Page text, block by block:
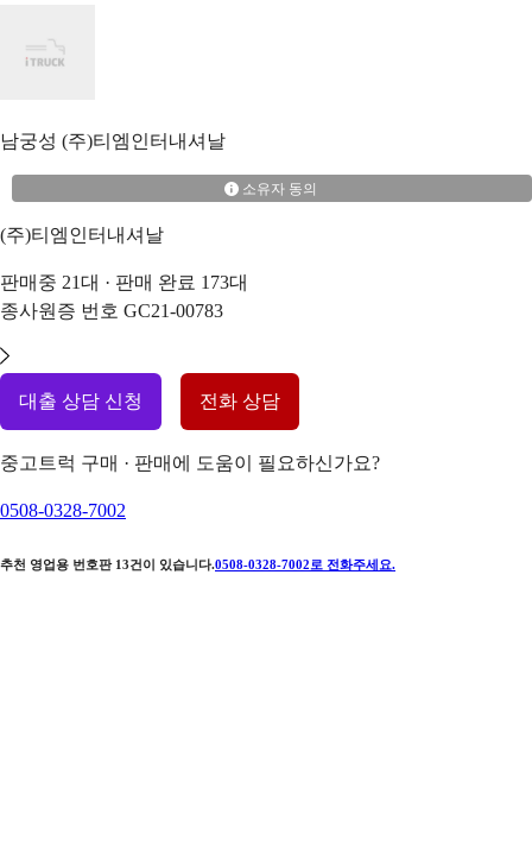
남궁성 (주)티엠인터내셔날
소유자 동의
(주)티엠인터내셔날
판매중 21대 · 판매 완료 173대
종사원증 번호 GC21-00783
대출 상담 신청 전화 상담
중고트럭 구매 · 판매에 도움이 필요하신가요?
0508-0328-7002
추천 영업용 번호판 13건이 있습니다.0508-0328-7002 로 전화주세요.